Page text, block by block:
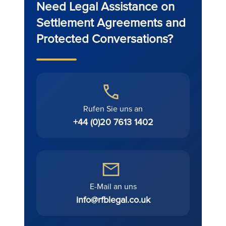
Need Legal Assistance on
Settlement Agreements and
Protected Conversations?
Rufen Sie uns an
+44 (0)20 7613 1402
E-Mail an uns
info@rfblegal.co.uk